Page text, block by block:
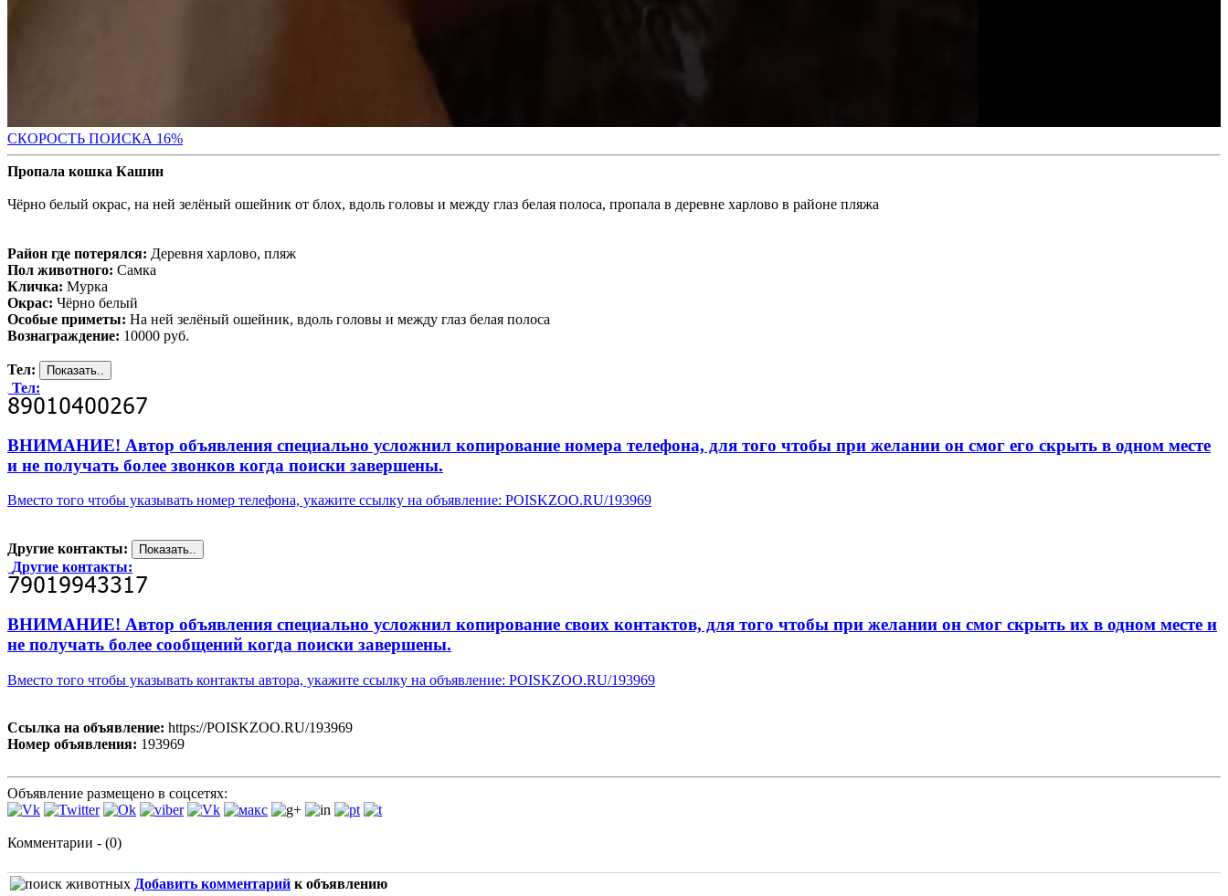
СКОРОСТЬ ПОИСКА 16%
Пропала кошка Кашин
Чёрно белый окрас, на ней зелёный ошейник от блох, вдоль головы и между глаз белая полоса, пропала в деревне харлово в районе пляжа
Район где потерялся: Деревня харлово, пляж
Пол животного: Самка
Кличка: Мурка
Окрас: Чёрно белый
Особые приметы: На ней зелёный ошейник, вдоль головы и между глаз белая полоса
Вознаграждение: 10000 руб.
Тел:
Тел:
ВНИМАНИЕ! Автор объявления специально усложнил копирование номера телефона, для того чтобы при желании он смог его скрыть в одном месте
и не получать более звонков когда поиски завершены.
Вместо того чтобы указывать номер телефона, укажите ссылку на объявление: POISKZOO.RU/193969
Другие контакты:
Другие контакты:
ВНИМАНИЕ! Автор объявления специально усложнил копирование своих контактов, для того чтобы при желании он смог скрыть их в одном месте и
не получать более сообщений когда поиски завершены.
Вместо того чтобы указывать контакты автора, укажите ссылку на объявление: POISKZOO.RU/193969
Ссылка на объявление: https://POISKZOO.RU/193969
Номер объявления: 193969
Объявление размещено в соцсетях:
Комментарии - (0)
Добавить комментарий к объявлению